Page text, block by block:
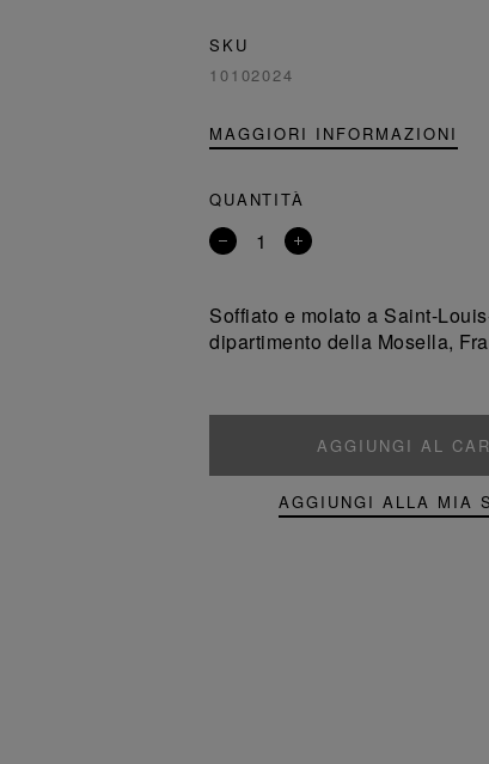
SKU
10102024
MAGGIORI INFORMAZIONI
QUANTITÀ
Rimuovi
Aggiungi
Soffiato e molato a Saint-
dipartimento della Mosella,
AGGIUNGI AL
AGGIUNGI ALLA MIA